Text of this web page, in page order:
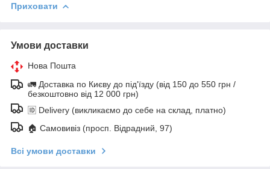
Приховати
Умови доставки
Нова Пошта
🚛 Доставка по Києву до під'їзду (від 150 до 550 грн /
безкоштовно від 12 000 грн)
🆔 Delivery (викликаємо до себе на склад, платно)
🏠 Самовивіз (просп. Відрадний, 97)
Всі умови доставки